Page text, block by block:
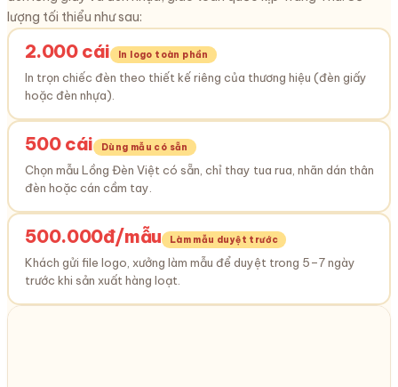
lượng tối thiểu như sau:
2.000 cái In logo toàn phần
In trọn chiếc đèn theo thiết kế riêng của thương hiệu (đèn giấy
hoặc đèn nhựa).
500 cái Dùng mẫu có sẵn
Chọn mẫu Lồng Đèn Việt có sẵn, chỉ thay tua rua, nhãn dán thân
đèn hoặc cán cầm tay.
500.000đ/mẫu Làm mẫu duyệt trước
Khách gửi file logo, xưởng làm mẫu để duyệt trong 5–7 ngày
trước khi sản xuất hàng loạt.